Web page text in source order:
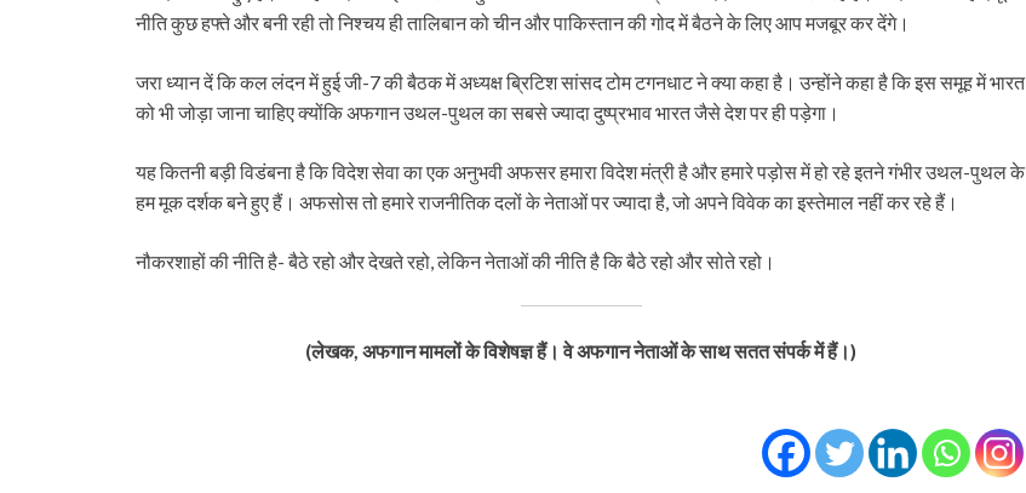
नीति कुछ हफ्ते और बनी रही तो निश्चय ही तालिबान को चीन और पाकिस्तान की गोद में बैठने के लिए आप मजबूर कर देंगे।
जरा ध्यान दें कि कल लंदन में हुई जी-7 की बैठक में अध्यक्ष ब्रिटिश सांसद टोम टगनधाट ने क्या कहा है। उन्होंने कहा है कि इस समूह में भारत
को भी जोड़ा जाना चाहिए क्योंकि अफगान उथल-पुथल का सबसे ज्यादा दुष्प्रभाव भारत जैसे देश पर ही पड़ेगा।
यह कितनी बड़ी विडंबना है कि विदेश सेवा का एक अनुभवी अफसर हमारा विदेश मंत्री है और हमारे पड़ोस में हो रहे इतने गंभीर उथल-पुथल के
हम मूक दर्शक बने हुए हैं। अफसोस तो हमारे राजनीतिक दलों के नेताओं पर ज्यादा है, जो अपने विवेक का इस्तेमाल नहीं कर रहे हैं।
नौकरशाहों की नीति है- बैठे रहो और देखते रहो, लेकिन नेताओं की नीति है कि बैठे रहो और सोते रहो।
(लेखक, अफगान मामलों के विशेषज्ञ हैं। वे अफगान नेताओं के साथ सतत संपर्क में हैं।)